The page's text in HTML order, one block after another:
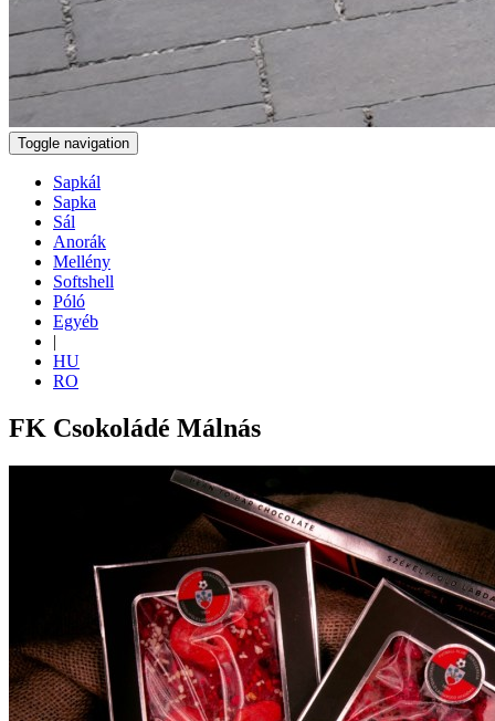
Toggle navigation
Sapkál
Sapka
Sál
Anorák
Mellény
Softshell
Póló
Egyéb
|
HU
RO
FK Csokoládé Málnás